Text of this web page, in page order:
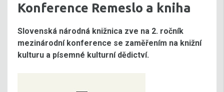
Konference Remeslo a kniha
Slovenská národná knižnica zve na 2. ročník
mezinárodní konference se zaměřením na knižní
kulturu a písemné kulturní dědictví.